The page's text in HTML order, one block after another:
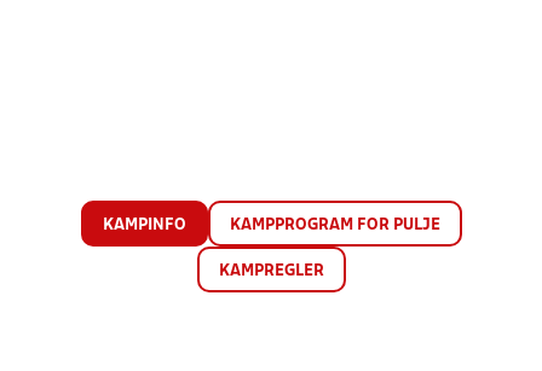
KAMPINFO KAMPPROGRAM FOR PULJE
KAMPREGLER